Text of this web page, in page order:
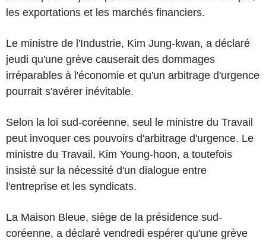
les exportations et les marchés financiers.
Le ministre de l'Industrie, Kim Jung-kwan, a déclaré
jeudi qu'une grève causerait des dommages
irréparables à l'économie et qu'un arbitrage d'urgence
pourrait s'avérer inévitable.
Selon la loi sud-coréenne, seul le ministre du Travail
peut invoquer ces pouvoirs d'arbitrage d'urgence. Le
ministre du Travail, Kim Young-hoon, a toutefois
insisté sur la nécessité d'un dialogue entre
l'entreprise et les syndicats.
La Maison Bleue, siège de la présidence sud-
coréenne, a déclaré vendredi espérer qu'une grève